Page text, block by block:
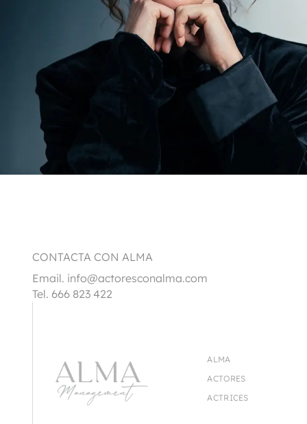
CONTACTA CON ALMA
Email. info@actoresconalma.com
Tel. 666 823 422
ALMA
ACTORES
ACTRICES